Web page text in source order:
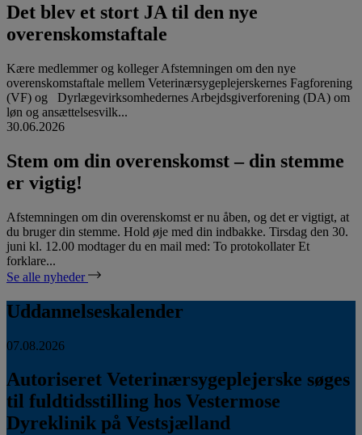
Det blev et stort JA til den nye
overenskomstaftale
Kære medlemmer og kolleger Afstemningen om den nye
overenskomstaftale mellem Veterinærsygeplejerskernes Fagforening
(VF) og Dyrlægevirksomhedernes Arbejdsgiverforening (DA) om
løn og ansættelsesvilk...
30.06.2026
Stem om din overenskomst – din stemme
er vigtig!
Afstemningen om din overenskomst er nu åben, og det er vigtigt, at
du bruger din stemme. Hold øje med din indbakke. Tirsdag den 30.
juni kl. 12.00 modtager du en mail med: To protokollater Et
forklare...
Se alle nyheder
Uddannelseskalender
07.08.2026
Autoriseret Veterinærsygeplejerske søges
til fuldtidsstilling hos Vestermose
Dyreklinik på Vestsjælland